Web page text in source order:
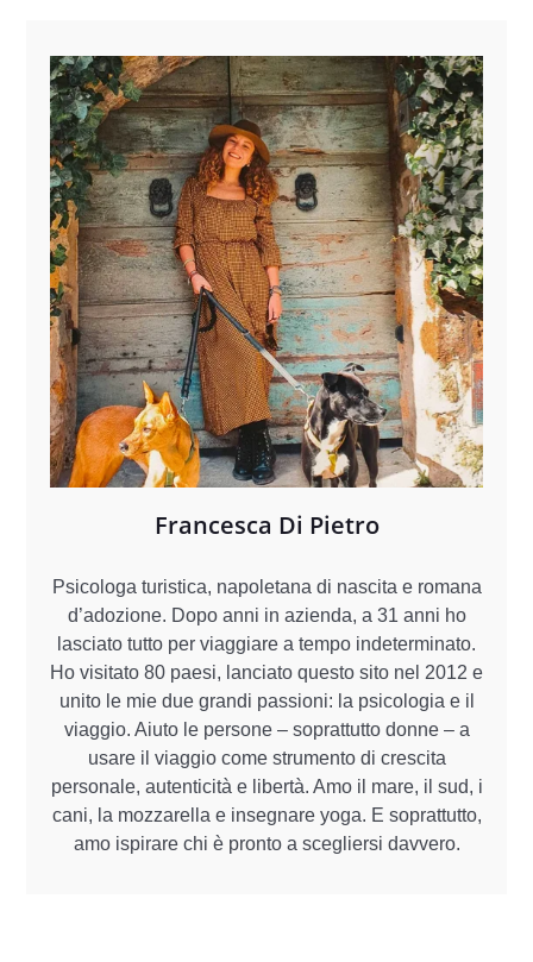
Francesca Di Pietro
Psicologa turistica, napoletana di nascita e romana
d’adozione. Dopo anni in azienda, a 31 anni ho
lasciato tutto per viaggiare a tempo indeterminato.
Ho visitato 80 paesi, lanciato questo sito nel 2012 e
unito le mie due grandi passioni: la psicologia e il
viaggio. Aiuto le persone – soprattutto donne – a
usare il viaggio come strumento di crescita
personale, autenticità e libertà. Amo il mare, il sud, i
cani, la mozzarella e insegnare yoga. E soprattutto,
amo ispirare chi è pronto a scegliersi davvero.